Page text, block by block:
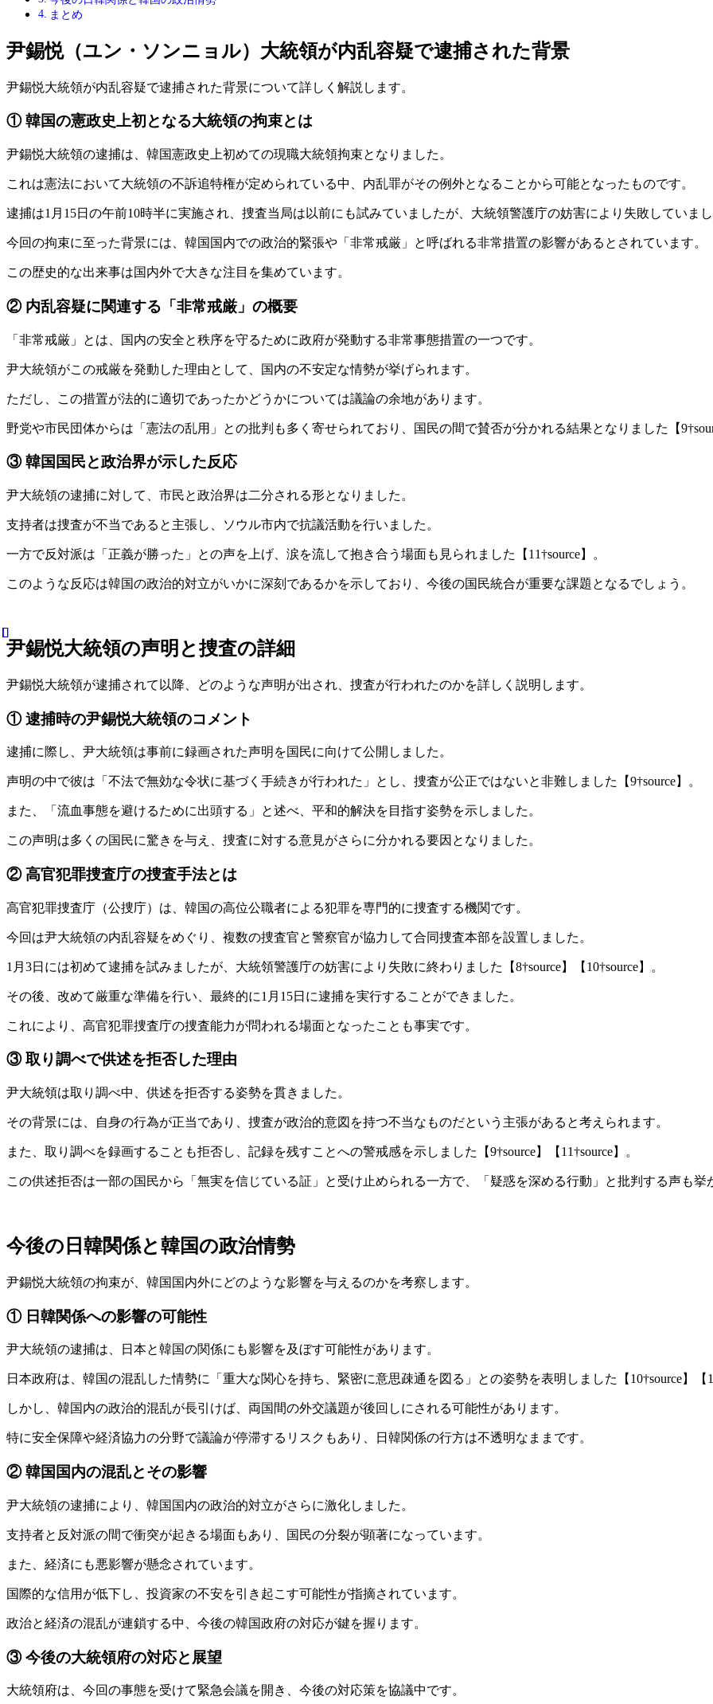
まとめ
尹錫悦（ユン・ソンニョル）大統領が内乱容疑で逮捕された背景
尹錫悦大統領が内乱容疑で逮捕された背景について詳しく解説します。
① 韓国の憲政史上初となる大統領の拘束とは
尹錫悦大統領の逮捕は、韓国憲政史上初めての現職大統領拘束となりました。
これは憲法において大統領の不訴追特権が定められている中、内乱罪がその例外となることから可能となったものです。
逮捕は1月15日の午前10時半に実施され、捜査当局は以前にも試みていましたが、大統領警護庁の妨害により失敗していまし
今回の拘束に至った背景には、韓国国内での政治的緊張や「非常戒厳」と呼ばれる非常措置の影響があるとされています。
この歴史的な出来事は国内外で大きな注目を集めています。
② 内乱容疑に関連する「非常戒厳」の概要
「非常戒厳」とは、国内の安全と秩序を守るために政府が発動する非常事態措置の一つです。
尹大統領がこの戒厳を発動した理由として、国内の不安定な情勢が挙げられます。
ただし、この措置が法的に適切であったかどうかについては議論の余地があります。
野党や市民団体からは「憲法の乱用」との批判も多く寄せられており、国民の間で賛否が分かれる結果となりました【
③ 韓国国民と政治界が示した反応
尹大統領の逮捕に対して、市民と政治界は二分される形となりました。
支持者は捜査が不当であると主張し、ソウル市内で抗議活動を行いました。
一方で反対派は「正義が勝った」との声を上げ、涙を流して抱き合う場面も見られました【11†source】。
このような反応は韓国の政治的対立がいかに深刻であるかを示しており、今後の国民統合が重要な課題となるでしょう。
尹錫悦大統領の声明と捜査の詳細
尹錫悦大統領が逮捕されて以降、どのような声明が出され、捜査が行われたのかを詳しく説明します。
① 逮捕時の尹錫悦大統領のコメント
逮捕に際し、尹大統領は事前に録画された声明を国民に向けて公開しました。
声明の中で彼は「不法で無効な令状に基づく手続きが行われた」とし、捜査が公正ではないと非難しました【9†source】。
また、「流血事態を避けるために出頭する」と述べ、平和的解決を目指す姿勢を示しました。
この声明は多くの国民に驚きを与え、捜査に対する意見がさらに分かれる要因となりました。
② 高官犯罪捜査庁の捜査手法とは
高官犯罪捜査庁（公捜庁）は、韓国の高位公職者による犯罪を専門的に捜査する機関です。
今回は尹大統領の内乱容疑をめぐり、複数の捜査官と警察官が協力して合同捜査本部を設置しました。
1月3日には初めて逮捕を試みましたが、大統領警護庁の妨害により失敗に終わりました【8†source】【10†source】。
その後、改めて厳重な準備を行い、最終的に1月15日に逮捕を実行することができました。
これにより、高官犯罪捜査庁の捜査能力が問われる場面となったことも事実です。
③ 取り調べで供述を拒否した理由
尹大統領は取り調べ中、供述を拒否する姿勢を貫きました。
その背景には、自身の行為が正当であり、捜査が政治的意図を持つ不当なものだという主張があると考えられます。
また、取り調べを録画することも拒否し、記録を残すことへの警戒感を示しました【9†source】【11†source】。
この供述拒否は一部の国民から「無実を信じている証」と受け止められる一方で、「疑惑を深める行動」と批判する声も挙
今後の日韓関係と韓国の政治情勢
尹錫悦大統領の拘束が、韓国国内外にどのような影響を与えるのかを考察します。
① 日韓関係への影響の可能性
尹大統領の逮捕は、日本と韓国の関係にも影響を及ぼす可能性があります。
日本政府は、韓国の混乱した情勢に「重大な関心を持ち、緊密に意思疎通を図る」との姿勢を表明しました【10†source】【
しかし、韓国内の政治的混乱が長引けば、両国間の外交議題が後回しにされる可能性があります。
特に安全保障や経済協力の分野で議論が停滞するリスクもあり、日韓関係の行方は不透明なままです。
② 韓国国内の混乱とその影響
尹大統領の逮捕により、韓国国内の政治的対立がさらに激化しました。
支持者と反対派の間で衝突が起きる場面もあり、国民の分裂が顕著になっています。
また、経済にも悪影響が懸念されています。
国際的な信用が低下し、投資家の不安を引き起こす可能性が指摘されています。
政治と経済の混乱が連鎖する中、今後の韓国政府の対応が鍵を握ります。
③ 今後の大統領府の対応と展望
大統領府は、今回の事態を受けて緊急会議を開き、今後の対応策を協議中です。